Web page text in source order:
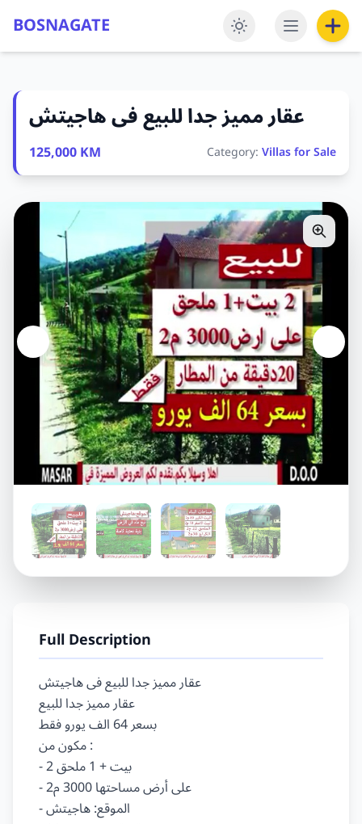
BOSNAGATE
عقار مميز جدا للبيع فى هاجيتش
125,000 KM Category:Villas for Sale
Full Description
عقار مميز جدا للبيع فى هاجيتش
عقار مميز جدا للبيع
بسعر 64 الف يورو فقط
مكون من :
- 2 بيت + 1 ملحق
- على أرض مساحتها 3000 م2
- الموقع: هاجيتش